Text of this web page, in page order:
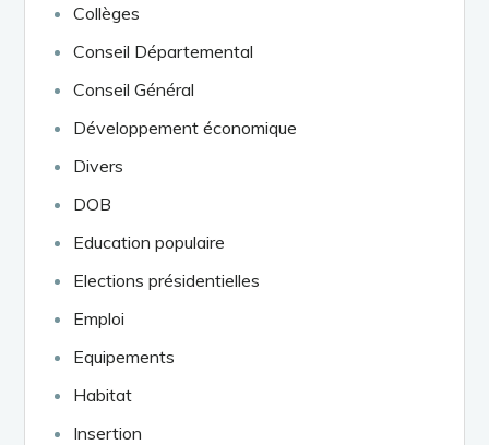
Collèges
Conseil Départemental
Conseil Général
Développement économique
Divers
DOB
Education populaire
Elections présidentielles
Emploi
Equipements
Habitat
Insertion